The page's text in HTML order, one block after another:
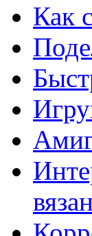
Как